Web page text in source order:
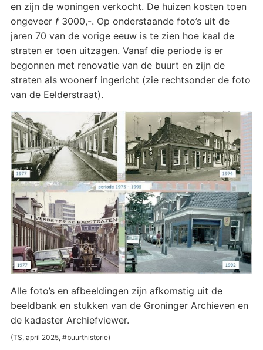
en zijn de woningen verkocht. De huizen kosten toen
ongeveer f3000,-. Op onderstaande foto’s uit de
jaren 70 van de vorige eeuw is te zien hoe kaal de
straten er toen uitzagen. Vanaf die periode is er
begonnen met renovatie van de buurt en zijn de
straten als woonerf ingericht (zie rechtsonder de foto
van de Eelderstraat).
Alle foto’s en afbeeldingen zijn afkomstig uit de
beeldbank en stukken van de Groninger Archieven en
de kadaster Archiefviewer.
(TS, april 2025, #buurthistorie)